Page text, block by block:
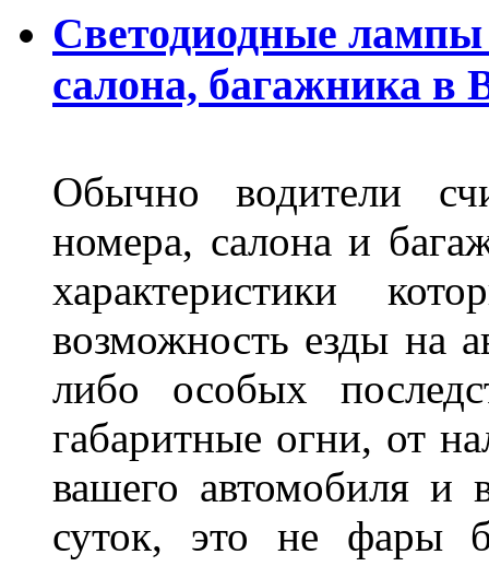
Светодиодные лампы
салона, багажника в
Обычно водители
номера, салона и
характеристики
возможность езды на
либо особых
габаритные огни, от
вашего автомобиля и
суток, это не фары